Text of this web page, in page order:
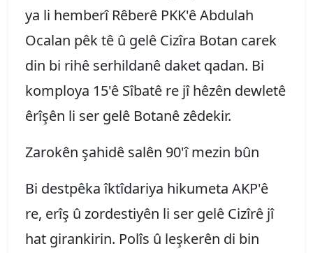
ya li hemberî Rêberê PKK'ê Abdulah
Ocalan pêk tê û gelê Cizîra Botan carek
din bi rihê serhildanê daket qadan. Bi
komploya 15'ê Sîbatê re jî hêzên dewletê
êrîşên li ser gelê Botanê zêdekir.
Zarokên şahidê salên 90'î mezin bûn
Bi destpêka îktîdariya hikumeta AKP'ê
re, erîş û zordestiyên li ser gelê Cizîrê jî
hat girankirin. Polîs û leşkerên di bin